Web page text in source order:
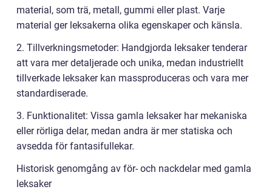
material, som trä, metall, gummi eller plast. Varje
material ger leksakerna olika egenskaper och känsla.
2. Tillverkningsmetoder: Handgjorda leksaker tenderar
att vara mer detaljerade och unika, medan industriellt
tillverkade leksaker kan massproduceras och vara mer
standardiserade.
3. Funktionalitet: Vissa gamla leksaker har mekaniska
eller rörliga delar, medan andra är mer statiska och
avsedda för fantasifullekar.
Historisk genomgång av för- och nackdelar med gamla
leksaker